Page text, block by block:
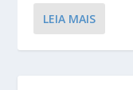
LEIA MAIS